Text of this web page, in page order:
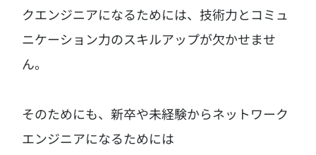
クエンジニアになるためには、技術力とコミュ
ニケーション力のスキルアップが欠かせませ
ん。
そのためにも、新卒や未経験からネットワーク
エンジニアになるためには